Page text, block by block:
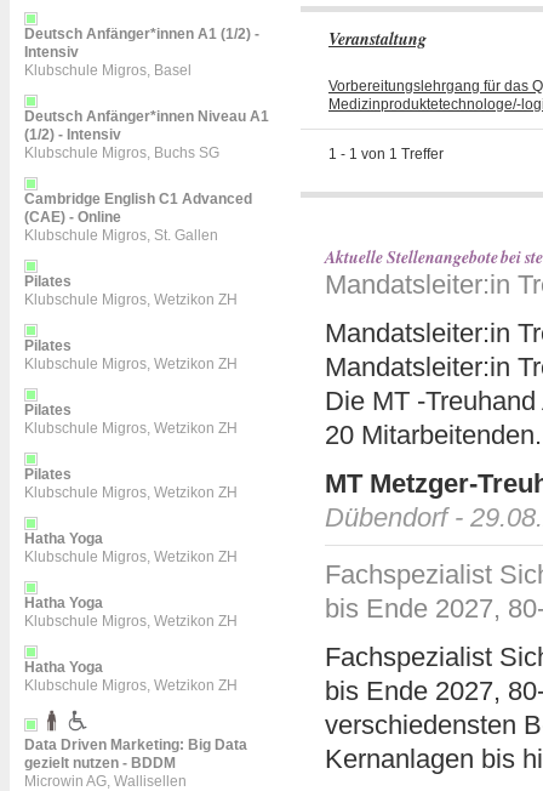
Deutsch Anfänger*innen A1 (1/2) -
Intensiv
Klubschule Migros, Basel
Deutsch Anfänger*innen Niveau A1
(1/2) - Intensiv
Klubschule Migros, Buchs SG
Cambridge English C1 Advanced
(CAE) - Online
Klubschule Migros, St. Gallen
Pilates
Klubschule Migros, Wetzikon ZH
Pilates
Klubschule Migros, Wetzikon ZH
Pilates
Klubschule Migros, Wetzikon ZH
Pilates
Klubschule Migros, Wetzikon ZH
Hatha Yoga
Klubschule Migros, Wetzikon ZH
Hatha Yoga
Klubschule Migros, Wetzikon ZH
Hatha Yoga
Klubschule Migros, Wetzikon ZH
Data Driven Marketing: Big Data
gezielt nutzen - BDDM
Microwin AG, Wallisellen
Veranstaltung
Vorbereitungslehrgang für das
Medizinproduktetechnologe/-
1 - 1 von 1 Treffer
Aktuelle Stellenangebote bei
Mandatsleiter:in
Mandatsleiter:in
Mandatsleiter:in
Die MT -
20
MT Metzger-
Dübendorf -
Fachspezialist
bis Ende 2027,
Fachspezialist
bis Ende 2027,
verschiedensten
Kernanlagen bis